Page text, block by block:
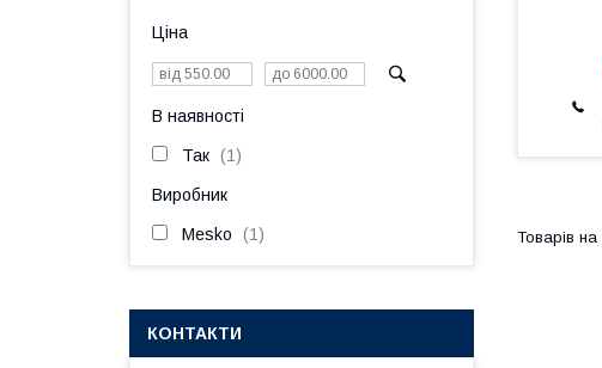
Ціна
В наявності
Так 1
Виробник
Mesko 1
КОНТАКТИ